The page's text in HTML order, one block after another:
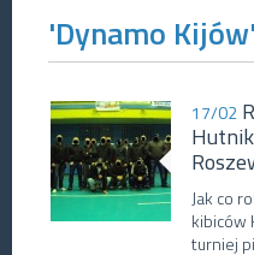
'Dynamo Kijów'
17/02
Jak co
kibiców
turniej